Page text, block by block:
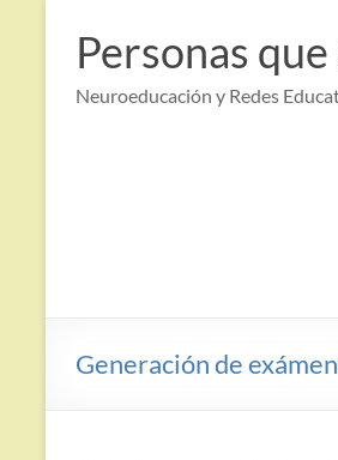
contenido
Personas
Neuroeducación y Redes
Generación de